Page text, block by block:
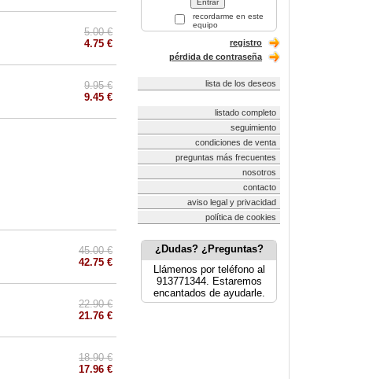
5.00 €
4.75 €
9.95 €
9.45 €
45.00 €
42.75 €
22.90 €
21.76 €
18.90 €
17.96 €
recordarme en este
equipo
registro
pérdida de contraseña
lista de los deseos
listado completo
seguimiento
condiciones de venta
preguntas más frecuentes
nosotros
contacto
aviso legal y privacidad
política de cookies
¿Dudas? ¿Preguntas?
Llámenos por teléfono al
913771344. Estaremos
encantados de ayudarle.